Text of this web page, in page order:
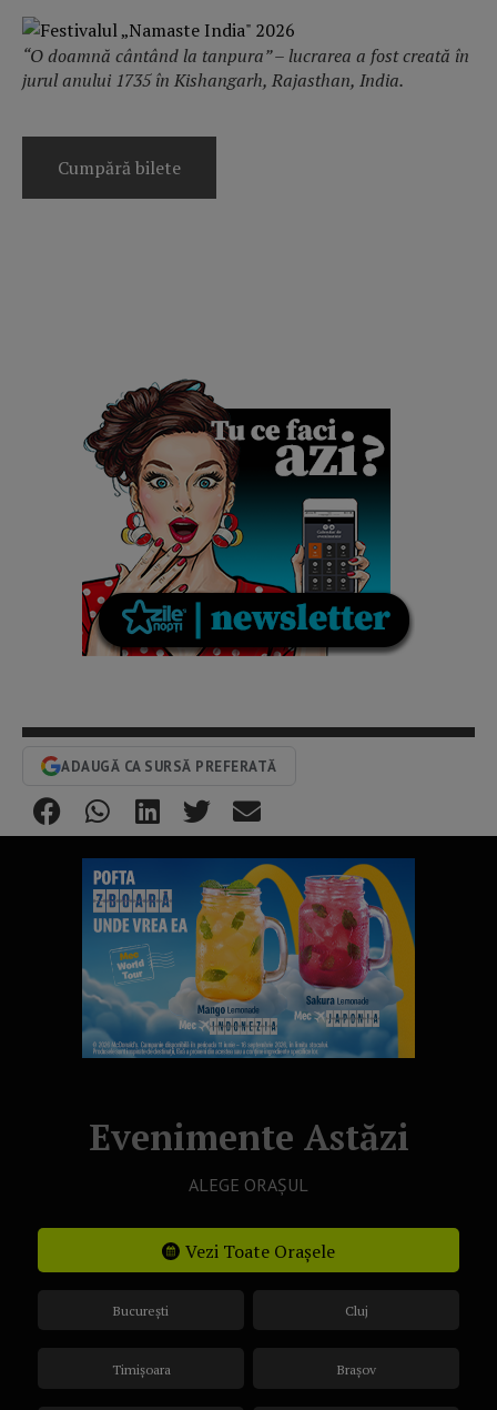
“O doamnă cântând la tanpura” – lucrarea a fost creată în
jurul anului 1735 în Kishangarh, Rajasthan, India.
Cumpără bilete
ADAUGĂ CA SURSĂ PREFERATĂ
Evenimente Astăzi
ALEGE ORAȘUL
Vezi Toate Orașele
București
Timișoara
Cluj
Brașov